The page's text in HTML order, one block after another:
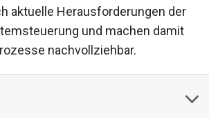
aktuelle Herausforderungen der
und machen damit
nachvollziehbar.